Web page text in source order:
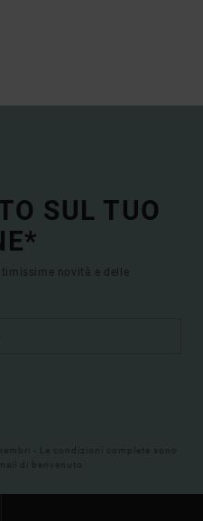
SUL TUO
novità e delle
- Le condizioni complete sono
di benvenuto